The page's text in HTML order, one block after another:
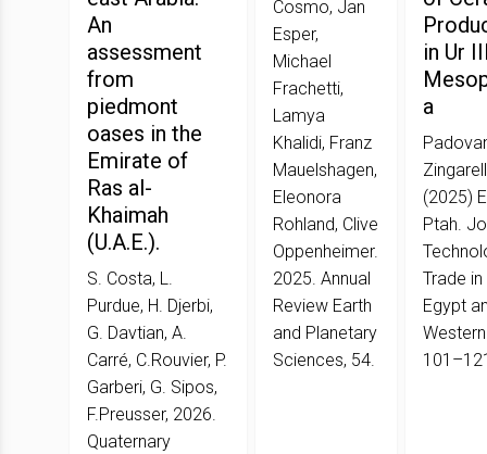
An
assessment
from
piedmont
oases in the
Emirate of
Ras al-
Khaimah
(U.A.E.).
S. Costa, L.
Purdue, H. Djerbi,
G. Davtian, A.
Carré, C.Rouvier, P.
Garberi, G. Sipos,
F.Preusser, 2026.
Quaternary
Cosmo, Jan
Esper,
Michael
Frachetti,
Lamya
Khalidi, Franz
Mauelshagen,
Eleonora
Rohland, Clive
Oppenheimer.
2025. Annual
Review Earth
and Planetary
Sciences, 54.
in Ur
a
(2025)
Ptah.
Trade
Egypt